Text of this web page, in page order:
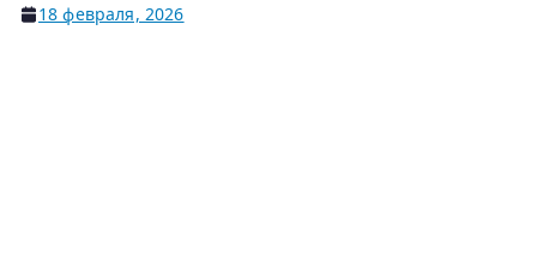
18 февраля, 2026